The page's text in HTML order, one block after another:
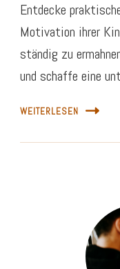
Entdecke
Motivation ihrer
ständig zu
und schaffe eine
WEITERLESEN